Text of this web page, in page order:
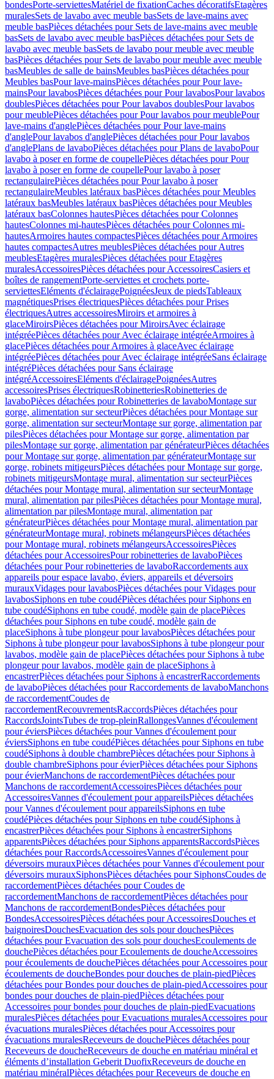
bondesPorte-serviettesMatériel de fixationCaches décoratifsEtagères
muralesSets de lavabo avec meuble basSets de lave-mains avec
meuble basPièces détachées pour Sets de lave-mains avec meuble
basSets de lavabo avec meuble basPièces détachées pour Sets de
lavabo avec meuble basSets de lavabo pour meuble avec meuble
basPièces détachées pour Sets de lavabo pour meuble avec meuble
basMeubles de salle de bainsMeubles basPièces détachées pour
Meubles basPour lave-mainsPièces détachées pour Pour lave-
mainsPour lavabosPièces détachées pour Pour lavabosPour lavabos
doublesPièces détachées pour Pour lavabos doublesPour lavabos
pour meublePièces détachées pour Pour lavabos pour meublePour
lave-mains d'anglePièces détachées pour Pour lave-mains
d'anglePour lavabos d'anglePièces détachées pour Pour lavabos
d'anglePlans de lavaboPièces détachées pour Plans de lavaboPour
lavabo à poser en forme de coupellePièces détachées pour Pour
lavabo à poser en forme de coupellePour lavabo à poser
rectangulairePièces détachées pour Pour lavabo à poser
rectangulaireMeubles latéraux basPièces détachées pour Meubles
latéraux basMeubles latéraux basPièces détachées pour Meubles
latéraux basColonnes hautesPièces détachées pour Colonnes
hautesColonnes mi-hautesPièces détachées pour Colonnes mi-
hautesArmoires hautes compactesPièces détachées pour Armoires
hautes compactesAutres meublesPièces détachées pour Autres
meublesEtagères muralesPièces détachées pour Etagères
muralesAccessoiresPièces détachées pour AccessoiresCasiers et
boîtes de rangementPorte-serviettes et crochets porte-
serviettesEléments d'éclairagePoignéesJeux de piedsTableaux
magnétiquesPrises électriquesPièces détachées pour Prises
électriquesAutres accessoiresMiroirs et armoires à
glaceMiroirsPièces détachées pour MiroirsAvec éclairage
intégréePièces détachées pour Avec éclairage intégréeArmoires à
glacePièces détachées pour Armoires à glaceAvec éclairage
intégréePièces détachées pour Avec éclairage intégréeSans éclairage
intégréPièces détachées pour Sans éclairage
intégréAccessoiresEléments d'éclairagePoignéesAutres
accessoiresPrises électriquesRobinetteriesRobinetteries de
lavaboPièces détachées pour Robinetteries de lavaboMontage sur
gorge, alimentation sur secteurPièces détachées pour Montage sur
gorge, alimentation sur secteurMontage sur gorge, alimentation par
pilesPièces détachées pour Montage sur gorge, alimentation par
pilesMontage sur gorge, alimentation par générateurPièces détachées
pour Montage sur gorge, alimentation par générateurMontage sur
gorge, robinets mitigeursPièces détachées pour Montage sur gorge,
robinets mitigeursMontage mural, alimentation sur secteurPièces
détachées pour Montage mural, alimentation sur secteurMontage
mural, alimentation par pilesPièces détachées pour Montage mural,
alimentation par pilesMontage mural, alimentation par
générateurPièces détachées pour Montage mural, alimentation par
générateurMontage mural, robinets mélangeursPièces détachées
pour Montage mural, robinets mélangeursAccessoiresPièces
détachées pour AccessoiresPour robinetteries de lavaboPièces
détachées pour Pour robinetteries de lavaboRaccordements aux
appareils pour espace lavabo, éviers, appareils et déversoirs
murauxVidages pour lavabosPièces détachées pour Vidages pour
lavabosSiphons en tube coudéPièces détachées pour Siphons en
tube coudéSiphons en tube coudé, modèle gain de placePièces
détachées pour Siphons en tube coudé, modèle gain de
placeSiphons à tube plongeur pour lavabosPièces détachées pour
Siphons à tube plongeur pour lavabosSiphons à tube plongeur pour
lavabos, modèle gain de placePièces détachées pour Siphons à tube
plongeur pour lavabos, modèle gain de placeSiphons à
encastrerPièces détachées pour Siphons à encastrerRaccordements
de lavaboPièces détachées pour Raccordements de lavaboManchons
de raccordementCoudes de
raccordementRecouvrementsRaccordsPièces détachées pour
RaccordsJointsTubes de trop-pleinRallongesVannes d'écoulement
pour éviersPièces détachées pour Vannes d'écoulement pour
éviersSiphons en tube coudéPièces détachées pour Siphons en tube
coudéSiphons à double chambrePièces détachées pour Siphons à
double chambreSiphons pour évierPièces détachées pour Siphons
pour évierManchons de raccordementPièces détachées pour
Manchons de raccordementAccessoiresPièces détachées pour
AccessoiresVannes d'écoulement pour appareilsPièces détachées
pour Vannes d'écoulement pour appareilsSiphons en tube
coudéPièces détachées pour Siphons en tube coudéSiphons à
encastrerPièces détachées pour Siphons à encastrerSiphons
apparentsPièces détachées pour Siphons apparentsRaccordsPièces
détachées pour RaccordsAccessoiresVannes d'écoulement pour
déversoirs murauxPièces détachées pour Vannes d'écoulement pour
déversoirs murauxSiphonsPièces détachées pour SiphonsCoudes de
raccordementPièces détachées pour Coudes de
raccordementManchons de raccordementPièces détachées pour
Manchons de raccordementBondesPièces détachées pour
BondesAccessoiresPièces détachées pour AccessoiresDouches et
baignoiresDouchesEvacuation des sols pour douchesPièces
détachées pour Evacuation des sols pour douchesEcoulements de
douchePièces détachées pour Ecoulements de doucheAccessoires
pour écoulements de douchePièces détachées pour Accessoires pour
écoulements de doucheBondes pour douches de plain-piedPièces
détachées pour Bondes pour douches de plain-piedAccessoires pour
bondes pour douches de plain-piedPièces détachées pour
Accessoires pour bondes pour douches de plain-piedEvacuations
muralesPièces détachées pour Evacuations muralesAccessoires pour
évacuations muralesPièces détachées pour Accessoires pour
évacuations muralesReceveurs de douchePièces détachées pour
Receveurs de doucheReceveurs de douche en matériau minéral et
éléments d’installation Geberit DuofixReceveurs de douche en
matériau minéralPièces détachées pour Receveurs de douche en